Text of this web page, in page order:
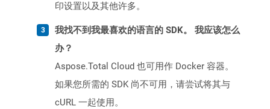
印设置以及其他许多。
我找不到我最喜欢的语言的 SDK。 我应该怎么
办？
Aspose.Total Cloud 也可用作 Docker 容器。
如果您所需的 SDK 尚不可用，请尝试将其与
cURL 一起使用。